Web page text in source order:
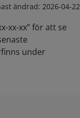
ändrad: 2026-04-22
xx-xx” för att se
under